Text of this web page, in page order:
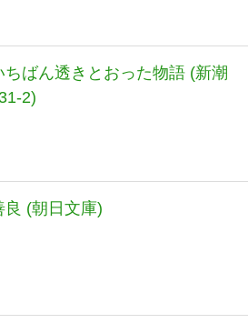
ちばん透きとおった物語 (新潮
2)
良 (朝日文庫)